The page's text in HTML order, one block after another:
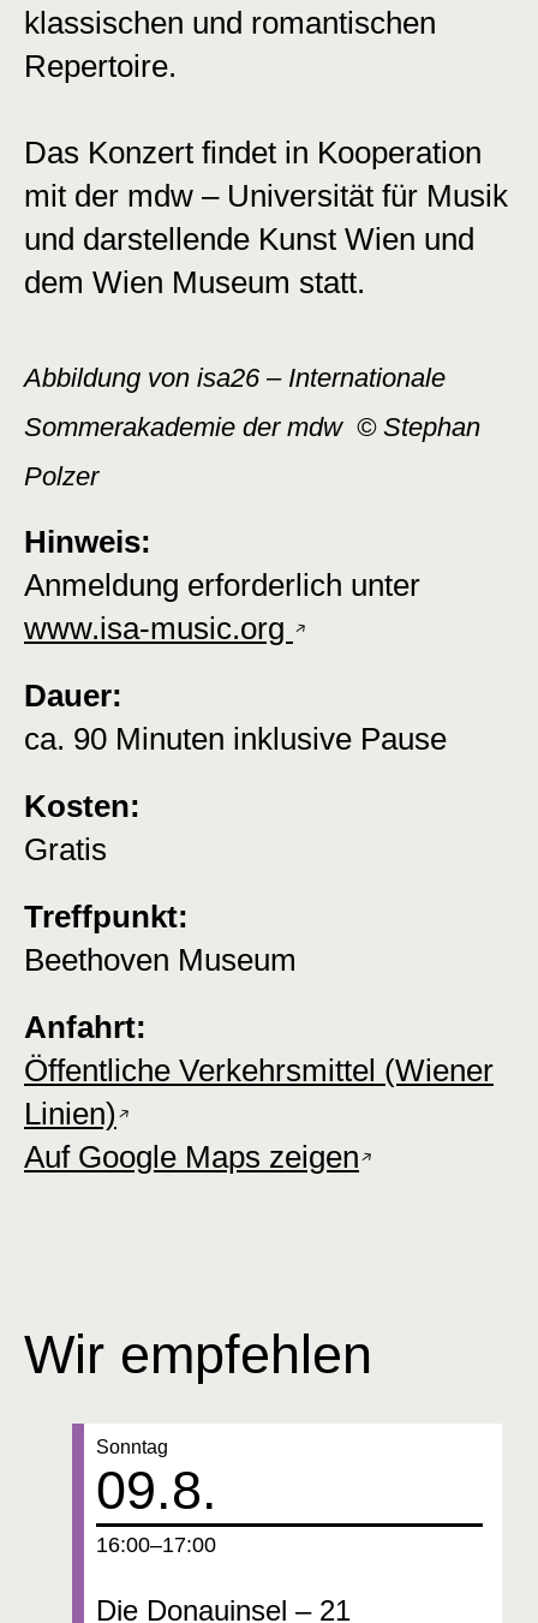
klassischen und romantischen
Repertoire.
Das Konzert findet in Kooperation
mit der mdw – Universität für Musik
und darstellende Kunst Wien und
dem Wien Museum statt.
Abbildung von isa26 – Internationale
Sommerakademie der mdw © Stephan
Polzer
Hinweis:
Anmeldung erforderlich unter
www.isa-music.org
Dauer:
ca. 90 Minuten inklusive Pause
Kosten:
Gratis
Treffpunkt:
Beethoven Museum
Anfahrt:
Öffentliche Verkehrsmittel (Wiener
Linien)
Auf Google Maps zeigen
Wir empfehlen
Die Donauinsel – 21
Datum:
09.8.
Sonntag
um
16:00–17:00